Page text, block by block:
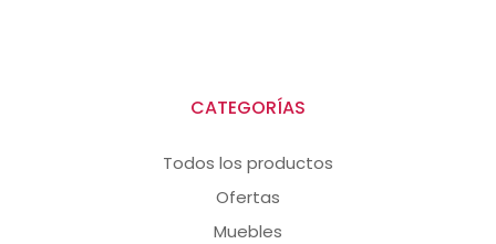
CATEGORÍAS
Todos los productos
Ofertas
Muebles